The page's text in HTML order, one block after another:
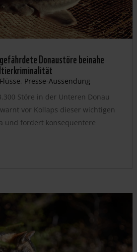
Donaustöre beinahe
Flüsse, Presse-Aussendung
Störe in der Unteren Donau
vor Kollaps dieser wichtigen
und fordert konsequentere